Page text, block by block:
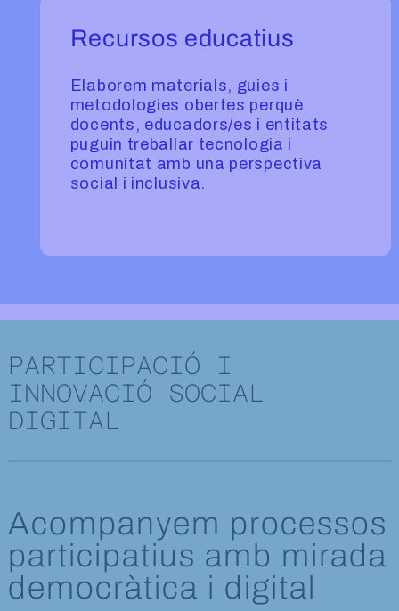
Recursos educatius
Elaborem materials, guies i
metodologies obertes perquè
docents, educadors/es i entitats
puguin treballar tecnologia i
comunitat amb una perspectiva
social i inclusiva.
PARTICIPACIÓ I
INNOVACIÓ SOCIAL
DIGITAL
Acompanyem processos
participatius amb mirada
democràtica i digital